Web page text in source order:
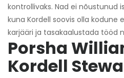
kontrollivaks. Nad ei nõustunud
kuna Kordell soovis olla kodune
karjääri ja tasakaalustada tööd
Porsha
Kordell